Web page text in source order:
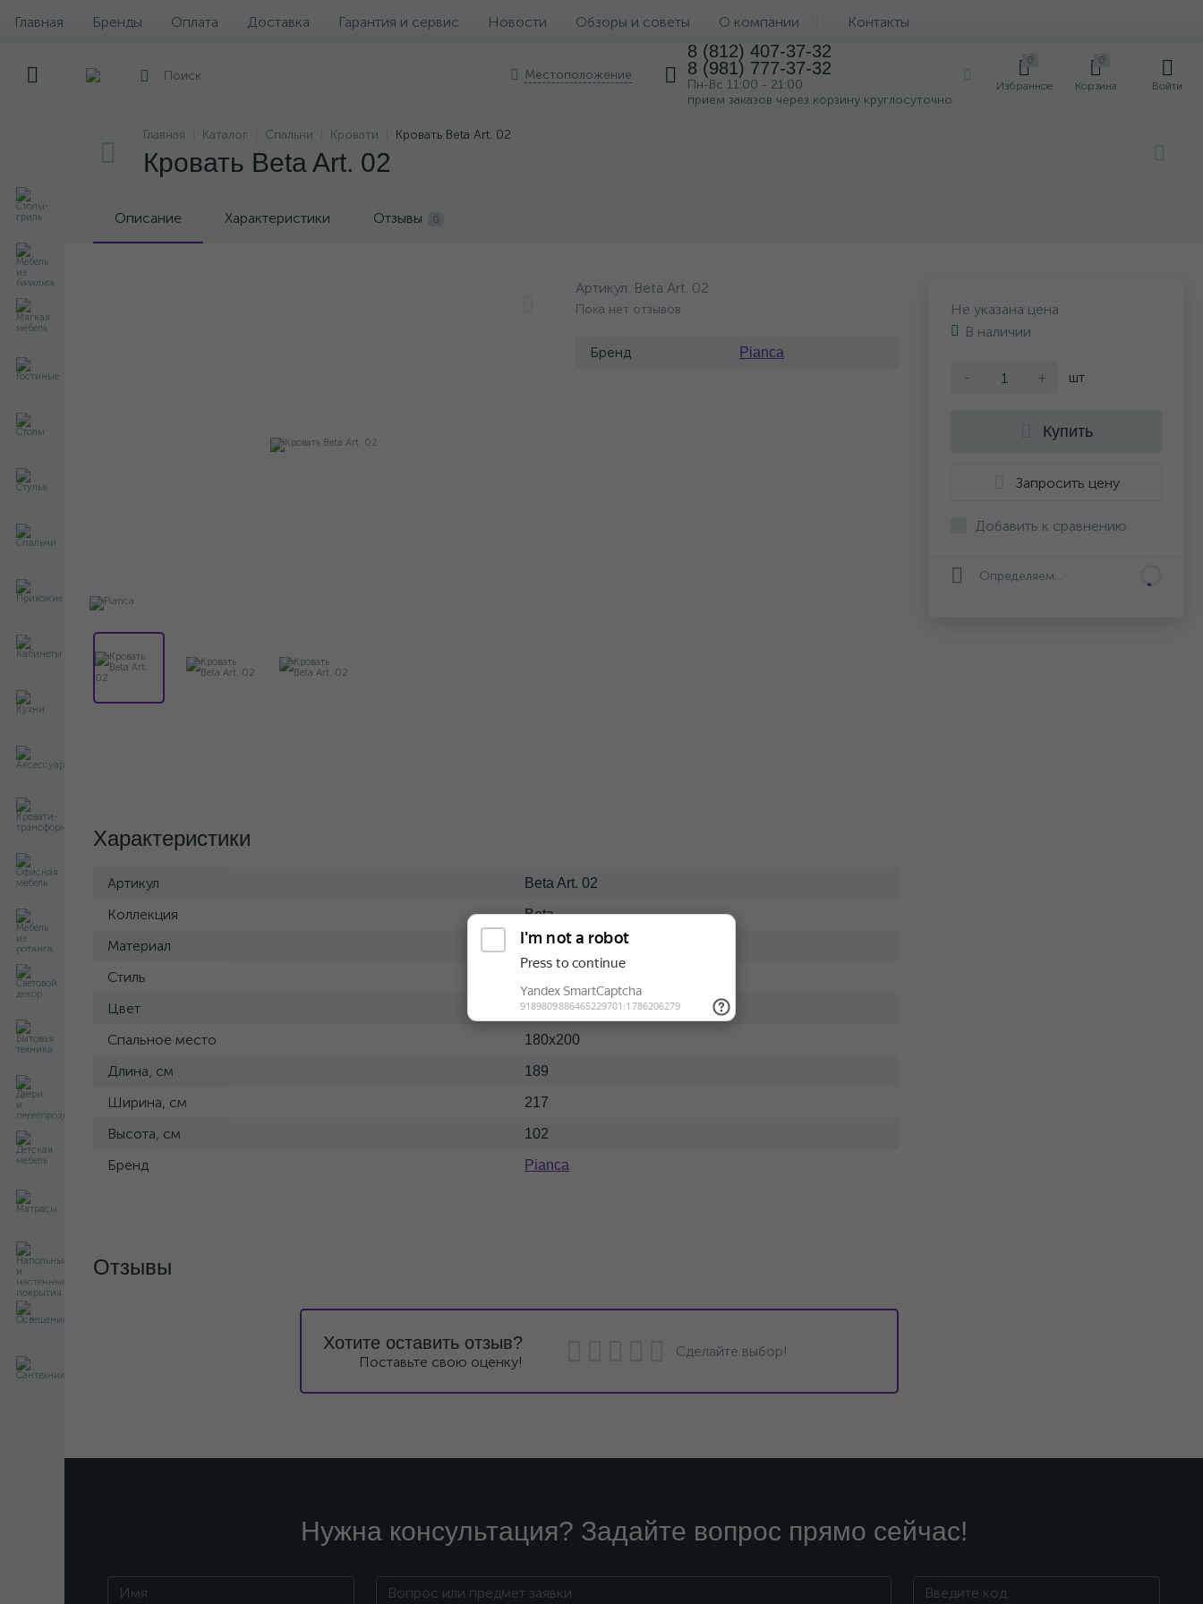
Главная Бренды Оплата Доставка Гарантия и сервис Новости Обзоры и советы О компании Контакты
Местоположение
8 (812) 407-37-32
8 (981) 777-37-32
Пн-Вс 11:00 - 21:00
прием заказов через корзину круглосуточно
0
Избранное
0
Корзина Войти
Главная Каталог Спальни Кровати Кровать Beta Art. 02
Кровать Beta Art. 02
Описание Характеристики Отзывы 0
Артикул: Beta Art. 02
Пока нет отзывов
Бренд Pianca
Характеристики
Артикул Beta Art. 02
Коллекция Beta
Материал Массив-ткань
Стиль
Цвет Светлый
Спальное место 180x200
Длина, см 189
Ширина, см 217
Высота, см 102
Бренд Pianca
Не указана цена
В наличии
- + шт
Купить
Запросить цену
Добавить к сравнению
Определяем...
Отзывы
Хотите оставить отзыв?
Поставьте свою оценку!
Сделайте выбор!
Нужна консультация? Задайте вопрос прямо сейчас!